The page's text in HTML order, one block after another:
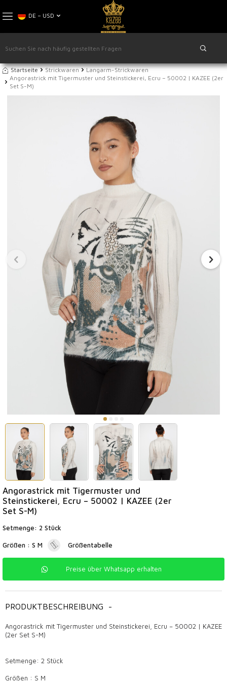
DE − USD
Startseite Strickwaren
Langarm-Strickwaren
Angorastrick mit Tigermuster und Steinstickerei, Ecru – 50002 | KAZEE (2er
Set S-M)
Angorastrick mit Tigermuster und
Steinstickerei, Ecru – 50002 | KAZEE (2er
Set S-M)
Setmenge: 2 Stück
Größen : S M Größentabelle
Preise über Whatsapp erhalten
PRODUKTBESCHREIBUNG -
Angorastrick mit Tigermuster und Steinstickerei, Ecru – 50002 | KAZEE
(2er Set S-M)
Setmenge: 2 Stück
Größen : S M